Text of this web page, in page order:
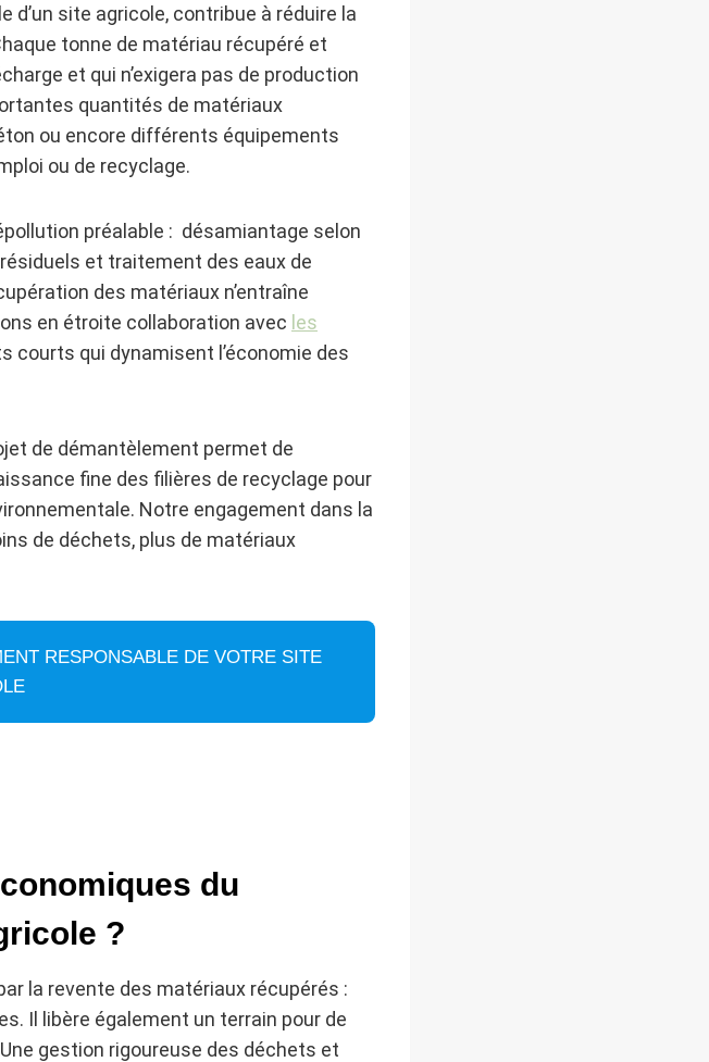
d’un site agricole, contribue à réduire la
tonne de matériau récupéré et
et qui n’exigera pas de production
quantités de matériaux
ou encore différents équipements
ou de recyclage.
préalable : désamiantage selon
et traitement des eaux de
des matériaux n’entraîne
en étroite collaboration avec les
courts qui dynamisent l’économie des
de démantèlement permet de
fine des filières de recyclage pour
Notre engagement dans la
de déchets, plus de matériaux
RESPONSABLE DE VOTRE SITE
du
?
la revente des matériaux récupérés :
Il libère également un terrain pour de
gestion rigoureuse des déchets et